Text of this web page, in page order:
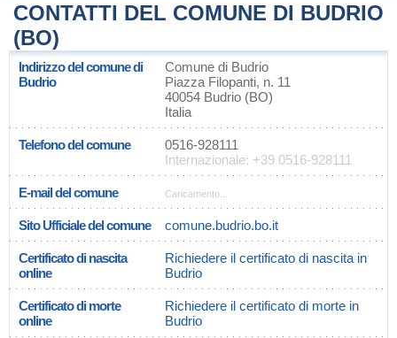
CONTATTI DEL COMUNE DI BUDRIO
(BO)
Indirizzo del comune di
Budrio
Comune di Budrio
Piazza Filopanti, n. 11
40054 Budrio (BO)
Italia
Telefono del comune
0516-928111
Internazionale: +39 0516-928111
E-mail del comune Caricamento...
Sito Ufficiale del comune comune.budrio.bo.it
Certificato di nascita
online
Richiedere il certificato di nascita in
Budrio
Certificato di morte
online
Richiedere il certificato di morte in
Budrio